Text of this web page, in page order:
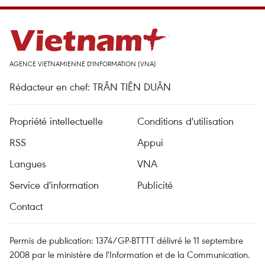
AGENCE VIETNAMIENNE D'INFORMATION (VNA)
Rédacteur en chef: TRÂN TIÊN DUÂN
Propriété intellectuelle
Conditions d'utilisation
RSS
Appui
Langues
VNA
Service d'information
Publicité
Contact
Permis de publication: 1374/GP-BTTTT délivré le 11 septembre
2008 par le ministère de l'Information et de la Communication.